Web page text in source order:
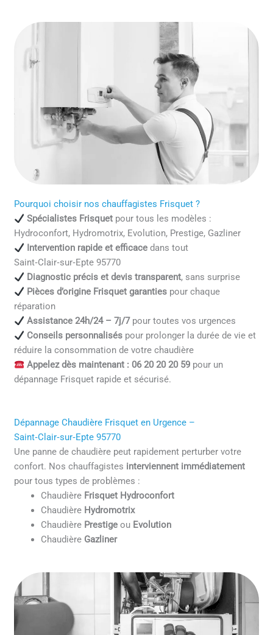
Pourquoi choisir nos chauffagistes Frisquet ?
Spécialistes Frisquetpour tous les modèles :
Hydroconfort, Hydromotrix, Evolution, Prestige, Gazliner
Intervention rapide et efficacedans tout
Saint‑Clair‑sur‑Epte 95770
Diagnostic précis et devis transparent, sans surprise
Pièces d’origine Frisquet garantiespour chaque
réparation
Assistance 24h/24 – 7j/7pour toutes vos urgences
Conseils personnaliséspour prolonger la durée de vie et
réduire la consommation de votre chaudière
Appelez dès maintenant : 06 20 20 20 59pour un
dépannage Frisquet rapide et sécurisé.
Dépannage Chaudière Frisquet en Urgence –
Saint‑Clair‑sur‑Epte 95770
Une panne de chaudière peut rapidement perturber votre
confort. Nos chauffagistes interviennent immédiatement
pour tous types de problèmes :
Chaudière Frisquet Hydroconfort
Chaudière Hydromotrix
Chaudière Prestige ou Evolution
Chaudière Gazliner